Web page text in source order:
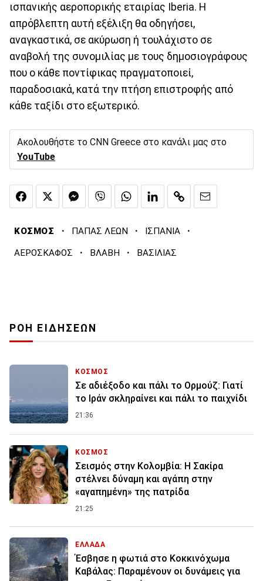
ισπανικής αεροπορικής εταιρίας Iberia. Η
απρόβλεπτη αυτή εξέλιξη θα οδηγήσει,
αναγκαστικά, σε ακύρωση ή τουλάχιστο σε
αναβολή της συνομιλίας με τους δημοσιογράφους
που ο κάθε ποντίφικας πραγματοποιεί,
παραδοσιακά, κατά την πτήση επιστροφής από
κάθε ταξίδι στο εξωτερικό.
Ακολουθήστε το CNN Greece στο κανάλι μας στο
YouTube
ΚΟΣΜΟΣ · ΠΑΠΑΣ ΛΕΩΝ · ΙΣΠΑΝΙΑ ·
ΑΕΡΟΣΚΑΦΟΣ · ΒΛΑΒΗ · ΒΑΣΙΛΙΑΣ
ΡΟΗ ΕΙΔΗΣΕΩΝ
ΚΟΣΜΟΣ
Σε αδιέξοδο και πάλι το Ορμούζ: Γιατί
το Ιράν σκληραίνει και πάλι το παιχνίδι
21:36
ΚΟΣΜΟΣ
Σεισμός στην Κολομβία: Η Σακίρα
στέλνει δύναμη και αγάπη στην
«αγαπημένη» της πατρίδα
21:25
ΕΛΛΑΔΑ
Έσβησε η φωτιά στο Κοκκινόχωμα
Καβάλας: Παραμένουν οι δυνάμεις για